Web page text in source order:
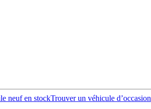
neuf en stockTrouver un véhicule d’occasion